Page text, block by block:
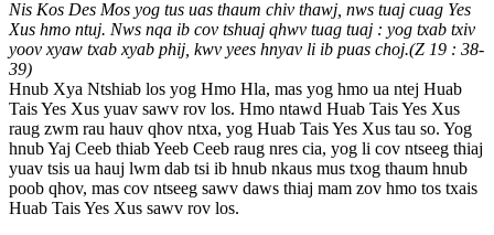
Nis Kos Des Mos yog tus uas thaum chiv thawj, nws tuaj cuag Yes
Xus hmo ntuj. Nws nqa ib cov tshuaj qhwv tuag tuaj : yog txab txiv
yoov xyaw txab xyab phij, kwv yees hnyav li ib puas choj.(Z 19 : 38-
39)
Hnub Xya Ntshiab los yog Hmo Hla, mas yog hmo ua ntej Huab
Tais Yes Xus yuav sawv rov los. Hmo ntawd Huab Tais Yes Xus
raug zwm rau hauv qhov ntxa, yog Huab Tais Yes Xus tau so. Yog
hnub Yaj Ceeb thiab Yeeb Ceeb raug nres cia, yog li cov ntseeg thiaj
yuav tsis ua hauj lwm dab tsi ib hnub nkaus mus txog thaum hnub
poob qhov, mas cov ntseeg sawv daws thiaj mam zov hmo tos txais
Huab Tais Yes Xus sawv rov los.